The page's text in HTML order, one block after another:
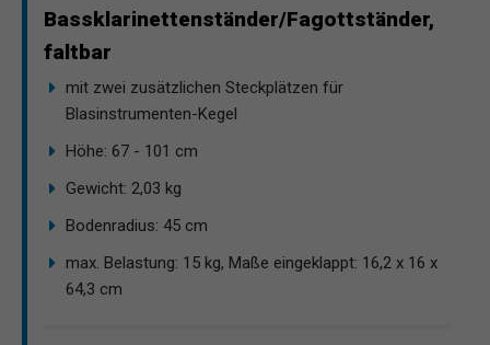
Bassklarinettenständer/Fagottständer,
faltbar
mit zwei zusätzlichen Steckplätzen für
Blasinstrumenten-Kegel
Höhe: 67 - 101 cm
Gewicht: 2,03 kg
Bodenradius: 45 cm
max. Belastung: 15 kg, Maße eingeklappt: 16,2 x 16 x
64,3 cm